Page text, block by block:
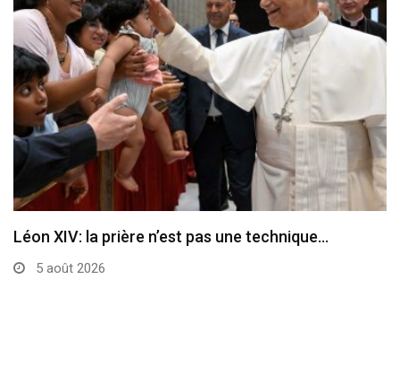
Rome: nominations au Tribunal suprême de la
Signature…